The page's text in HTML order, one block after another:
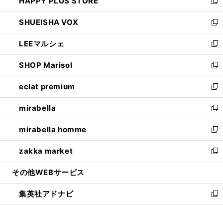
ウ
で
開
く
ィ
ン
ド
ウ
で
開
く
い
ウ
ィ
ン
ド
ウ
で
開
く
新
し
い
ウ
ィ
ン
ド
ウ
で
開
く
SHUEISHA VOX
新
し
い
ウ
ィ
ン
ド
ウ
で
開
く
LEEマルシェ
新
し
い
ウ
ィ
ン
ド
ウ
で
開
く
SHOP Marisol
新
し
い
ウ
ィ
ン
ド
ウ
で
開
eclat premium
新
し
い
ウ
ィ
ン
ド
ウ
開
く
mirabella
新
し
い
ウ
ィ
ン
ウ
で
mirabella homme
新
し
い
ウ
ン
ド
zakka market
新
し
ウ
ィ
その他WEBサービス
集英社アドナビ
新